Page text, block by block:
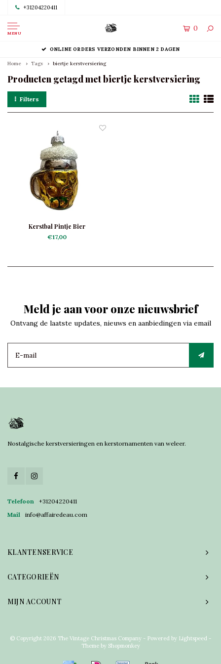
+31204220411
MENU
0
ONLINE ORDERS VERZONDEN BINNEN 2 DAGEN
Home Tags biertje kerstversiering
Producten getagd met biertje kerstversiering
Filters
Kerstbal Pintje Bier
€17,00
Meld je aan voor onze nieuwsbrief
Ontvang de laatste updates, nieuws en aanbiedingen via email
Nostalgische kerstversieringen en kerstornamenten van weleer.
Telefoon
+31204220411
Mail
info@affairedeau.com
KLANTENSERVICE
CATEGORIEËN
MIJN ACCOUNT
© Copyright 2026 The Vintage Christmas Company - Powered by Lightspeed -
Theme by Shopmonkey